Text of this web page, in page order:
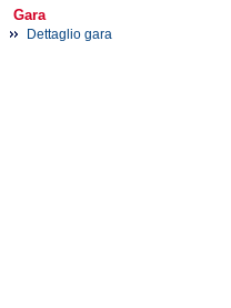
Gara
Dettaglio gara